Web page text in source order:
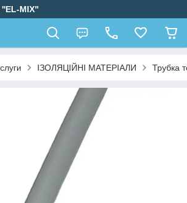
''EL-MIX"
ІЗОЛЯЦІЙНІ МАТЕРІАЛИ Трубка